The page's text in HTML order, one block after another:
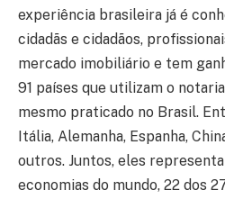
experiência brasileira já é
cidadãs e cidadãos,
mercado imobiliário e tem
91 países que utilizam o
mesmo praticado no Brasil.
Itália, Alemanha, Espanha,
outros. Juntos, eles
economias do mundo, 22 dos